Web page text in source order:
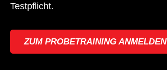
Testpflicht.
ZUM PROBETRAINING ANMELDEN